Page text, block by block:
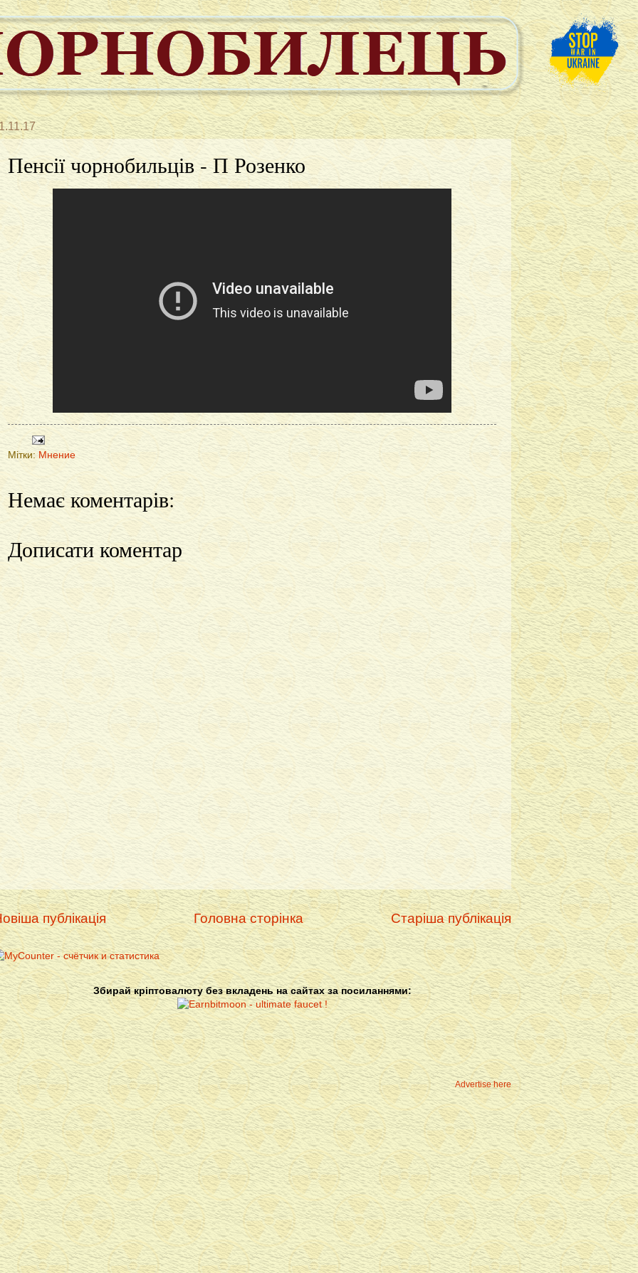
Пенсії чорнобильців - П Розенко
Мітки: Мнение
Немає коментарів:
Дописати коментар
публікація Старіша публікація
Головна сторінка
Збирай кріптовалюту без вкладень на сайтах за посиланнями:
Advertise here